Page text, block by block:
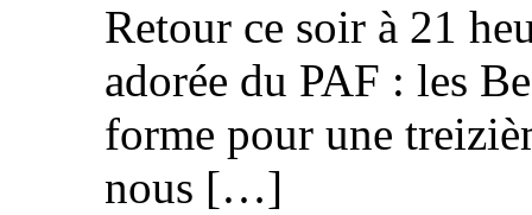
Retour ce soir à 21
adorée du PAF : les
forme pour une
nous […]